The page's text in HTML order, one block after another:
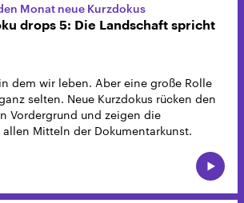
Monat neue Kurzdokus
drops 5: Die Landschaft spricht
dem wir leben. Aber eine große Rolle
selten. Neue Kurzdokus rücken den
Vordergrund und zeigen die
allen Mitteln der Dokumentarkunst.